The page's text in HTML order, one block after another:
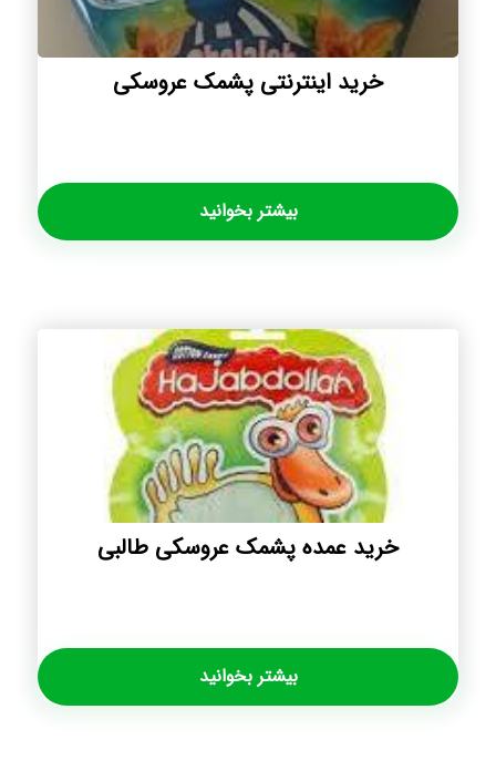
خرید اینترنتی پشمک عروسکی
بیشتر بخوانید
خرید عمده پشمک عروسکی طالبی
بیشتر بخوانید